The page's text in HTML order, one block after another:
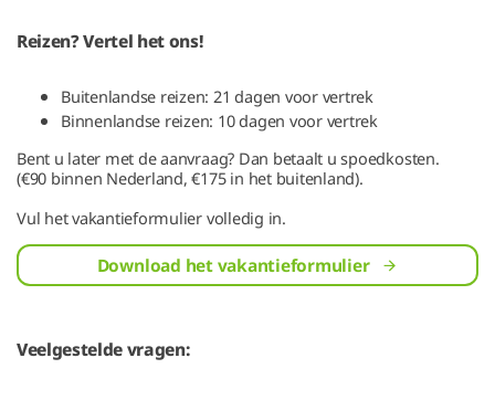
Reizen? Vertel het ons!
Buitenlandse reizen: 21 dagen voor vertrek
Binnenlandse reizen: 10 dagen voor vertrek
Bent u later met de aanvraag? Dan betaalt u spoedkosten.
(€90 binnen Nederland, €175 in het buitenland).
Vul het vakantieformulier volledig in.
Download het vakantieformulier
Veelgestelde vragen: